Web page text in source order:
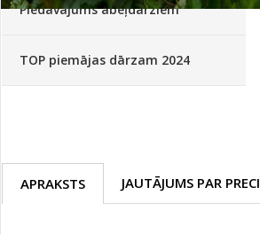
Piedāvājums ābeļdārziem
TOP piemājas dārzam 2024
APRAKSTS JAUTĀJUMS PAR PRECI